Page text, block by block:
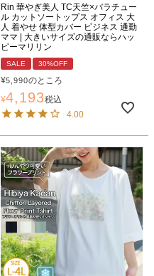
Rin 華やぎ美人 TC天竺×バラチュー
ル カットソートップス オフィス 大
人 着やせ 体型カバー ビジネス 通勤
ママ | 大きいサイズの通販ならハッ
ピーマリリン
SALE 30%OFF
¥5,990のところ
¥4,193税込
4.00